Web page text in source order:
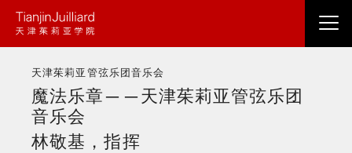
天津茱莉亚管弦乐团音乐会
魔法乐章——天津茱莉亚管弦乐团
音乐会
林敬基，指挥